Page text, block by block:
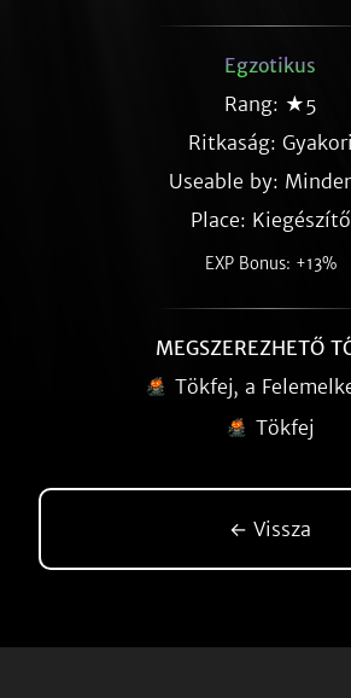
Egzotikus
Rang: ★5
Ritkaság: Gyakori
Useable by:
Place: Kiegészítő
EXP Bonus: +13%
MEGSZEREZHETŐ
Tökfej, a
Tökfej
← Vissza